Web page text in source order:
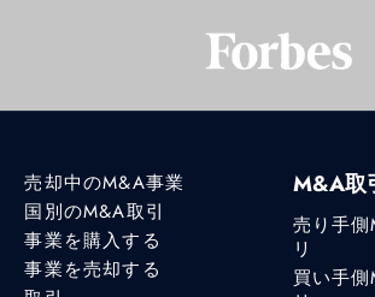
売却中のM&A事業
国別のM&A取引
事業を購入する
事業を売却する
M&A取
売り手
リ
買い手